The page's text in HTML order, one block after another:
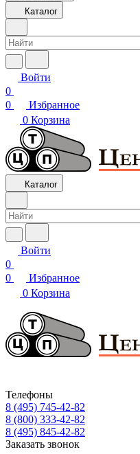
Каталог
Войти
0
0
Избранное
0 Корзина
Каталог
Войти
0
0
Избранное
0 Корзина
Телефоны
8 (495) 745-42-82
8 (800) 333-42-82
8 (495) 845-42-82
Заказать звонок